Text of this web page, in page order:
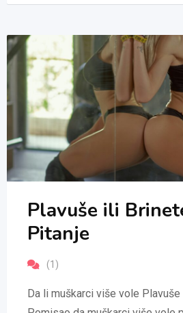
Plavuše ili
Pitanje
(1)
Da li muškarci više vole